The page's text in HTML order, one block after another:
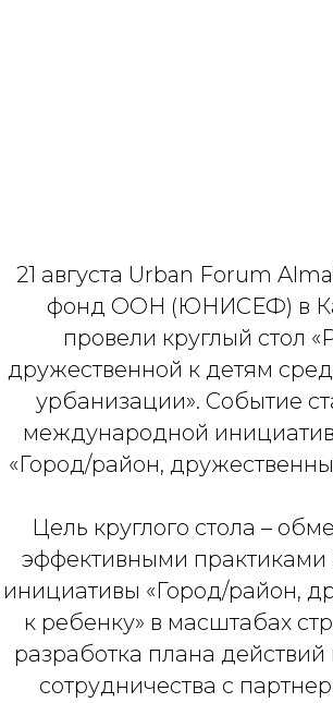
21 августа Urban Forum
фонд ООН (ЮНИСЕФ) в
провели круглый стол
дружественной к детям
урбанизации». Событие
международной
«Город/район,
Цель круглого стола –
эффективными практиками
инициативы «Город/район,
к ребенку» в масштабах
разработка плана
сотрудничества с